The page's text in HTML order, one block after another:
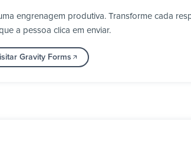
engrenagem produtiva. Transforme cada
a pessoa clica em enviar.
Gravity Forms